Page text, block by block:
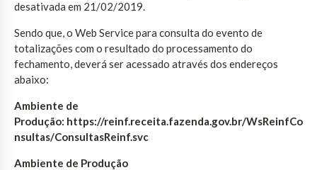
desativada em 21/02/2019.
Sendo que, o Web Service para consulta do evento de
totalizações com o resultado do processamento do
fechamento, deverá ser acessado através dos endereços
abaixo:
Ambiente de
Produção: https://reinf.receita.fazenda.gov.br/WsReinfCo
nsultas/ConsultasReinf.svc
Ambiente de Produção